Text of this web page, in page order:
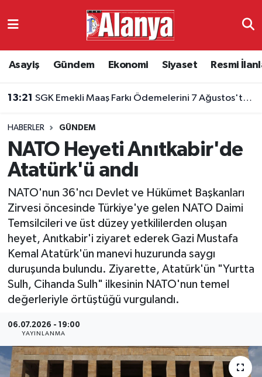
Asayiş Gündem Ekonomi Siyaset Resmi
13:21 SGK Emekli Maaş Farkı Ödemelerini 7 Ağustos'ta Başlatıyor
HABERLER GÜNDEM
NATO Heyeti Anıtkabir'de
Atatürk'ü andı
NATO'nun 36'ncı Devlet ve Hükümet Başkanları
Zirvesi öncesinde Türkiye'ye gelen NATO Daimi
Temsilcileri ve üst düzey yetkililerden oluşan
heyet, Anıtkabir'i ziyaret ederek Gazi Mustafa
Kemal Atatürk'ün manevi huzurunda saygı
duruşunda bulundu. Ziyarette, Atatürk'ün "Yurtta
Sulh, Cihanda Sulh" ilkesinin NATO'nun temel
değerleriyle örtüştüğü vurgulandı.
06.07.2026 - 19:00
YAYINLANMA
Ekonomi
Resmi İlanlar
Alanyaspor
Turizm
E-Gazete
Antalya Namaz Vakitleri
Süper Lig Puan Durumu ve Fikstür
Tüm Manşetler
Son Dakika Haberleri
Haber Arşivi